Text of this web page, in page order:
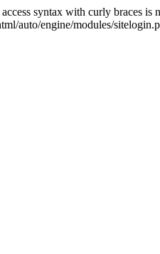
syntax with curly braces is
auto/engine/modules/